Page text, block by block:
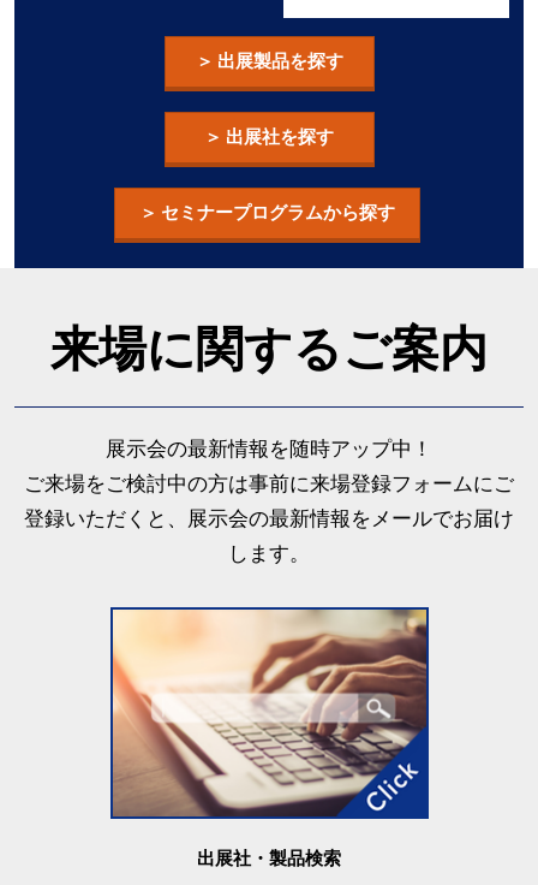
＞ 出展製品を探す
＞ 出展社を探す
＞ セミナープログラムから探す
来場に関するご案内
展示会の最新情報を随時アップ中！
ご来場をご検討中の方は事前に来場登録フォームにご
登録いただくと、展示会の最新情報をメールでお届け
します。
出展社・製品検索